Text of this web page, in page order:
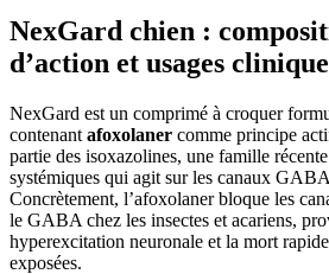
NexGard chien :
d’action et usages
NexGard est un comprimé à croquer
contenant afoxolaner comme principe
partie des isoxazolines, une famille
systémiques qui agit sur les canaux
Concrètement, l’afoxolaner bloque les
le GABA chez les insectes et acariens,
hyperexcitation neuronale et la mort
exposées.